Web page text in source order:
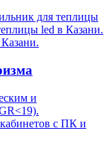
для теплицы
led в Казани.
.
и
с ПК и